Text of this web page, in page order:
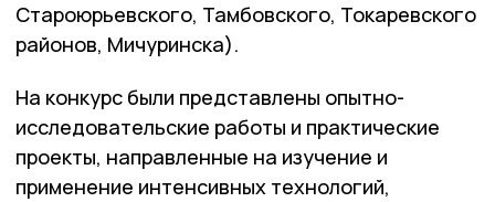
Староюрьевского, Тамбовского, Токаревского
районов, Мичуринска).
На конкурс были представлены опытно-
исследовательские работы и практические
проекты, направленные на изучение и
применение интенсивных технологий,